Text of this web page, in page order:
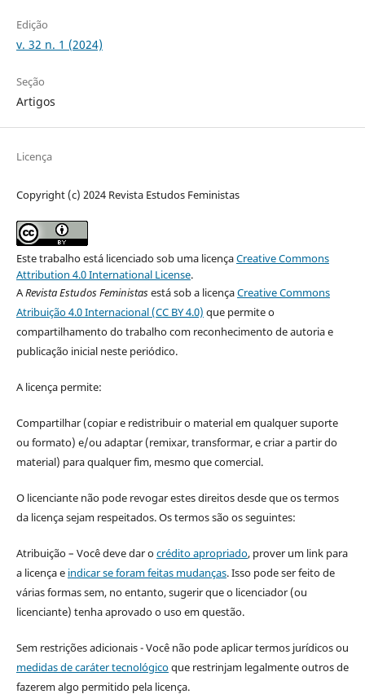
Edição
v. 32 n. 1 (2024)
Seção
Artigos
Licença
Copyright (c) 2024 Revista Estudos Feministas
Este trabalho está licenciado sob uma licençaCreative Commons
Attribution 4.0 International License.
ARevista Estudos Feministasestá sob a licençaCreative Commons
Atribuição 4.0 Internacional (CC BY 4.0) que permite o
compartilhamento do trabalho com reconhecimento de autoria e
publicação inicial neste periódico.
A licença permite:
Compartilhar (copiar e redistribuir o material em qualquer suporte
ou formato) e/ou adaptar (remixar, transformar, e criar a partir do
material) para qualquer fim, mesmo que comercial.
O licenciante não pode revogar estes direitos desde que os termos
da licença sejam respeitados. Os termos são os seguintes:
Atribuição – Você deve dar ocrédito apropriado, prover um link para
a licença e indicar se foram feitas mudanças. Isso pode ser feito de
várias formas sem, no entanto, sugerir que o licenciador (ou
licenciante) tenha aprovado o uso em questão.
Sem restrições adicionais - Você não pode aplicar termos jurídicos ou
medidas de caráter tecnológicoque restrinjam legalmente outros de
fazerem algo permitido pela licença.